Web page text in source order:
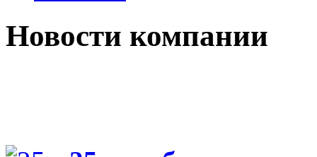
Новости компании